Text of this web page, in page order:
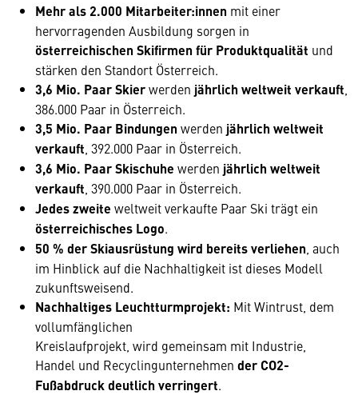
Mehr als 2.000 Mitarbeiter:innen mit einer
hervorragenden Ausbildung sorgen in
österreichischen Skifirmen für Produktqualität und
stärken den Standort Österreich.
3,6 Mio. Paar Skierwerden jährlich weltweit verkauft
386.000 Paar in Österreich.
3,5 Mio. Paar Bindungen werden jährlich weltweit
verkauft , 392.000 Paar in Österreich.
3,6 Mio. Paar Skischuhe werden jährlich weltweit
verkauft , 390.000 Paar in Österreich.
Jedes zweite weltweit verkaufte Paar Ski trägt ein
österreichisches Logo.
50 % der Skiausrüstung wird bereits verliehen , auch
im Hinblick auf die Nachhaltigkeit ist dieses Modell
zukunftsweisend.
Nachhaltiges Leuchtturmprojekt: Mit Wintrust, dem
vollumfänglichen
Kreislaufprojekt, wird gemeinsam mit Industrie,
Handel und Recyclingunternehmen der CO2-
Fußabdruck deutlich verringert.